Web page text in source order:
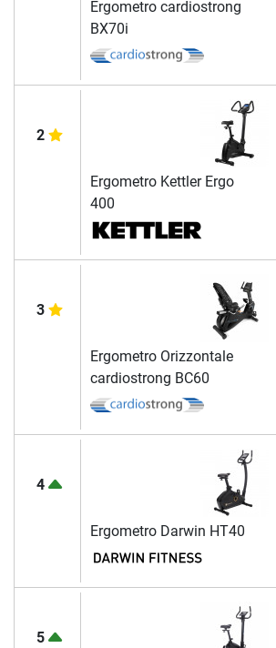
Ergometro cardiostrong
BX70i
2
Ergometro Kettler Ergo
400
3
Ergometro Orizzontale
cardiostrong BC60
4
Ergometro Darwin HT40
5